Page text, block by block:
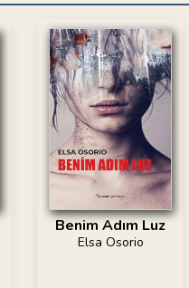
Benim Adım Luz
Elsa Osorio